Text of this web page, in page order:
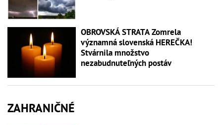
OBROVSKÁ STRATA Zomrela
významná slovenská HEREČKA!
Stvárnila množstvo
nezabudnuteľných postáv
ZAHRANIČNÉ